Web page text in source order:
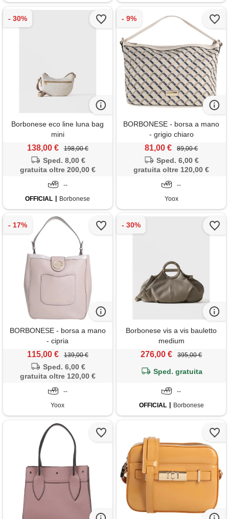
Borbonese eco line luna bag
mini
138,00 € 198,00 €
Sped. 8,00 €
gratuita oltre 200,00 €
--
OFFICIAL
Borbonese
BORBONESE - borsa a mano
- grigio chiaro
81,00 € 89,00 €
Sped. 6,00 €
gratuita oltre 120,00 €
--
Yoox
BORBONESE - borsa a mano
- cipria
115,00 € 139,00 €
Sped. 6,00 €
gratuita oltre 120,00 €
--
Yoox
Borbonese vis a vis bauletto
medium
276,00 € 395,00 €
Sped. gratuita
--
OFFICIAL
Borbonese